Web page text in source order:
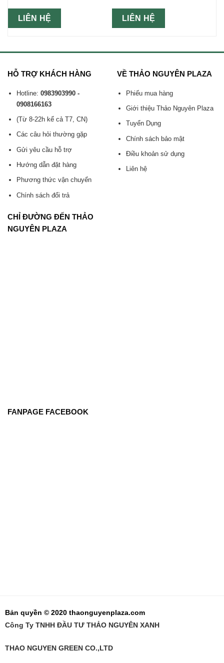
LIÊN HỆ LIÊN HỆ
HỖ TRỢ KHÁCH HÀNG
Hotline: 0983903990 -
0908166163
(Từ 8-22h kể cả T7, CN)
Các câu hỏi thường gặp
Gửi yêu cầu hỗ trợ
Hướng dẫn đặt hàng
Phương thức vận chuyển
Chính sách đổi trả
VỀ THẢO NGUYÊN PLAZA
Phiếu mua hàng
Giới thiệu Thảo Nguyên Plaza
Tuyển Dụng
Chính sách bảo mật
Điều khoản sử dụng
Liên hệ
CHỈ ĐƯỜNG ĐẾN THẢO
NGUYÊN PLAZA
FANPAGE FACEBOOK
Bản quyền © 2020 thaonguyenplaza.com
Công Ty TNHH ĐẦU TƯ THẢO NGUYÊN XANH
THAO NGUYEN GREEN CO.,LTD